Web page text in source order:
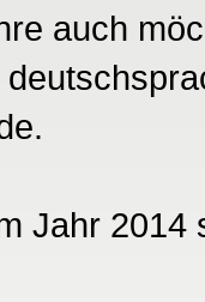
auch
Jahr 2014